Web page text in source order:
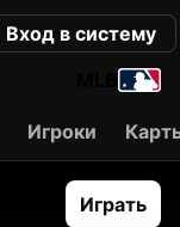
Вход в систему
Игроки
Играть